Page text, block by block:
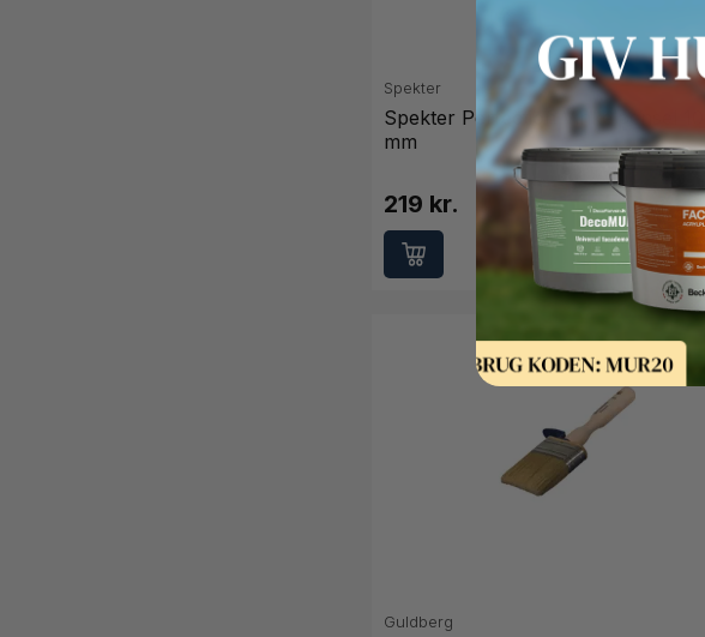
Spekter
Spekter Perfection Vinkelpensel 100
mm
219 kr.
Guldberg